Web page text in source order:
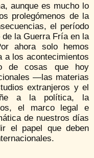
aunque es mucho lo
prolegómenos de la
el período
la Guerra Fría en la
ahora solo hemos
a los acontecimientos
de cosas que hoy
—las materias
extranjeros y el
a la política, la
el marco legal e
de nuestros días
el papel que deben